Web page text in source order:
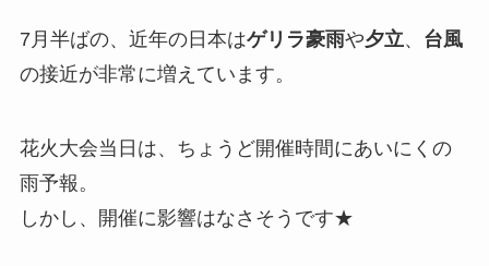
7月半ばの、近年の日本はゲリラ豪雨や夕立、 台風
の接近が非常に増えています。
花火大会当日は、ちょうど開催時間にあいにくの
雨予報。
しかし、開催に影響はなさそうです★